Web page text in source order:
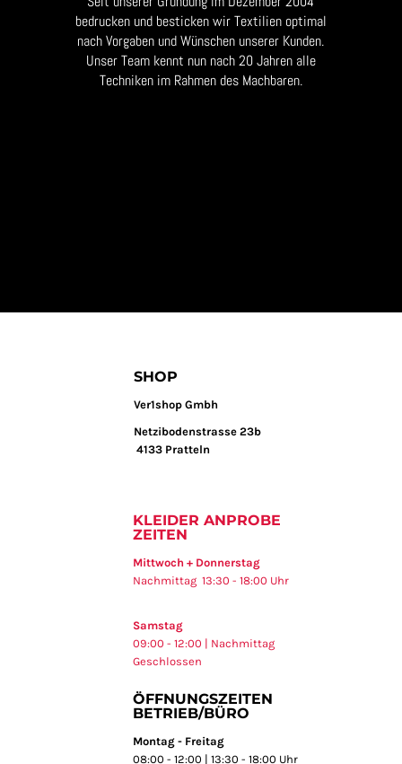
bedrucken und besticken wir Textilien optimal
nach Vorgaben und Wünschen unserer Kunden.
Unser Team kennt nun nach 20 Jahren alle
Techniken im Rahmen des Machbaren.
SHOP
Ver1shop Gmbh
Netzibodenstrasse 23b
4133 Pratteln
KLEIDER ANPROBE
ZEITEN
Mittwoch + Donnerstag
Nachmittag 13:30 - 18:00 Uhr
Samstag
09:00 - 12:00 | Nachmittag
Geschlossen
ÖFFNUNGSZEITEN
BETRIEB/BÜRO
Montag - Freitag
08:00 - 12:00 | 13:30 - 18:00 Uhr